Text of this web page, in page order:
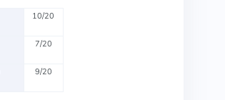
10/20
7/20
9/20